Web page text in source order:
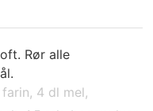
Rør alle
4 dl mel,